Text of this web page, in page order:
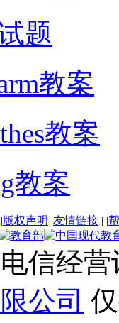
题
教案
教案
教案
|版权声明 |友情链接 | |
信经营
公司